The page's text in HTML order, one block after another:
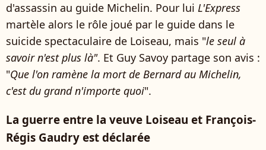
d'assassin au guide Michelin. Pour lui L'Express
martèle alors le rôle joué par le guide dans le
suicide spectaculaire de Loiseau, mais "le seul à
savoir n'est plus là". Et Guy Savoy partage son avis :
"Que l'on ramène la mort de Bernard au Michelin,
c'est du grand n'importe quoi".
La guerre entre la veuve Loiseau et François-
Régis Gaudry est déclarée